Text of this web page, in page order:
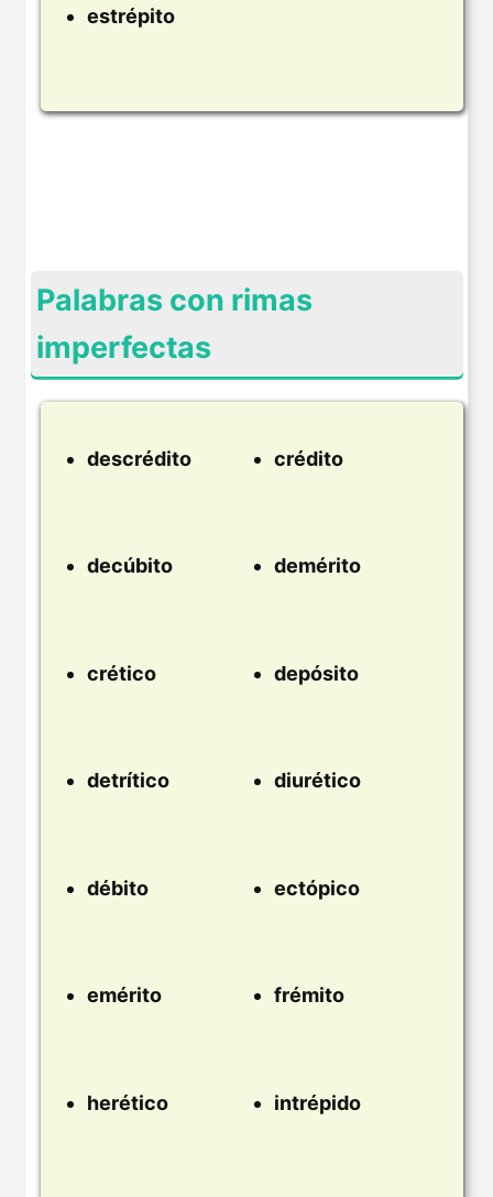
estrépito
Palabras con rimas
imperfectas
descrédito crédito
decúbito demérito
crético depósito
detrítico diurético
débito ectópico
emérito frémito
herético intrépido